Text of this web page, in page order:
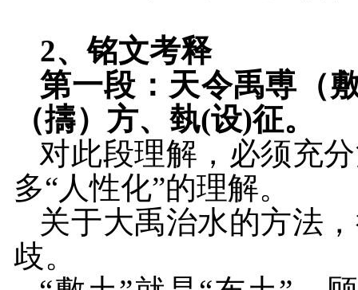
2、铭文考释
第一段：天令禹尃（
（擣）方、埶(设)征。
对此段理解，必须充
多“人性化”的理解。
关于大禹治水的方法
歧。